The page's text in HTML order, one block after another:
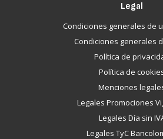
Legal
Condiciones generales de
Condiciones generales
Política de
Política de
Menciones
Legales Promociones
Legales Día sin
Legales TyC